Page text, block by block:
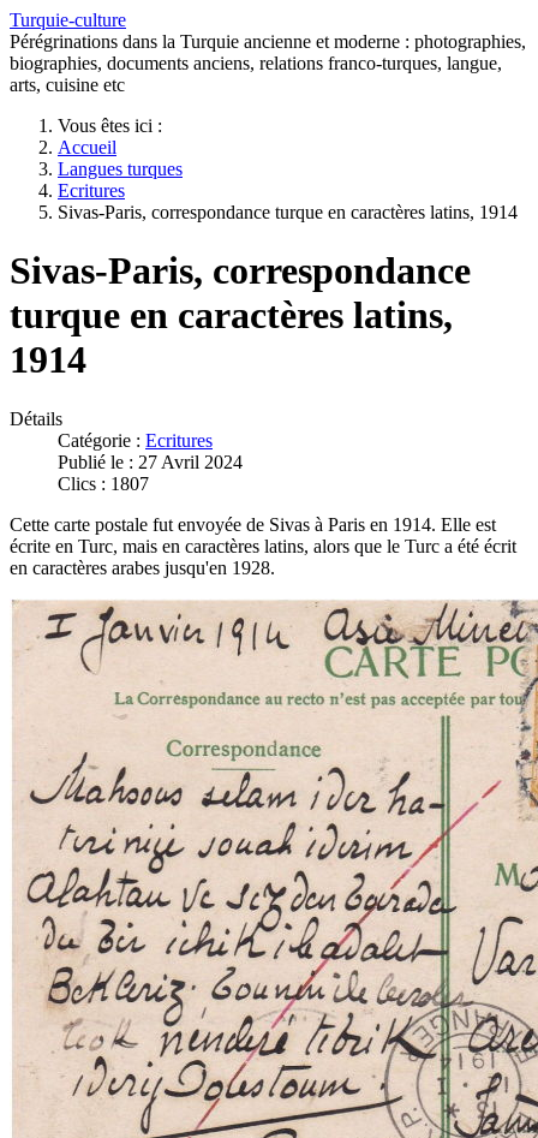
Turquie-culture
Pérégrinations dans la Turquie ancienne et moderne : photographies,
biographies, documents anciens, relations franco-turques, langue,
arts, cuisine etc
Vous êtes ici :
Accueil
Langues turques
Ecritures
Sivas-Paris, correspondance turque en caractères latins, 1914
Sivas-Paris, correspondance
turque en caractères latins,
1914
Détails
Catégorie : Ecritures
Publié le : 27 Avril 2024
Clics : 1807
Cette carte postale fut envoyée de Sivas à Paris en 1914. Elle est
écrite en Turc, mais en caractères latins, alors que le Turc a été écrit
en caractères arabes jusqu'en 1928.